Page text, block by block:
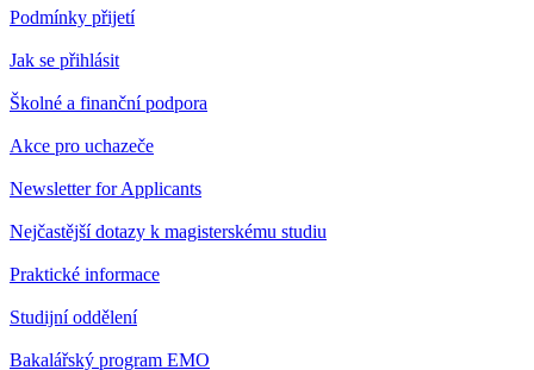
Podmínky přijetí
Jak se přihlásit
Školné a finanční podpora
Akce pro uchazeče
Newsletter for Applicants
Nejčastější dotazy k magisterskému studiu
Praktické informace
Studijní oddělení
Bakalářský program EMO